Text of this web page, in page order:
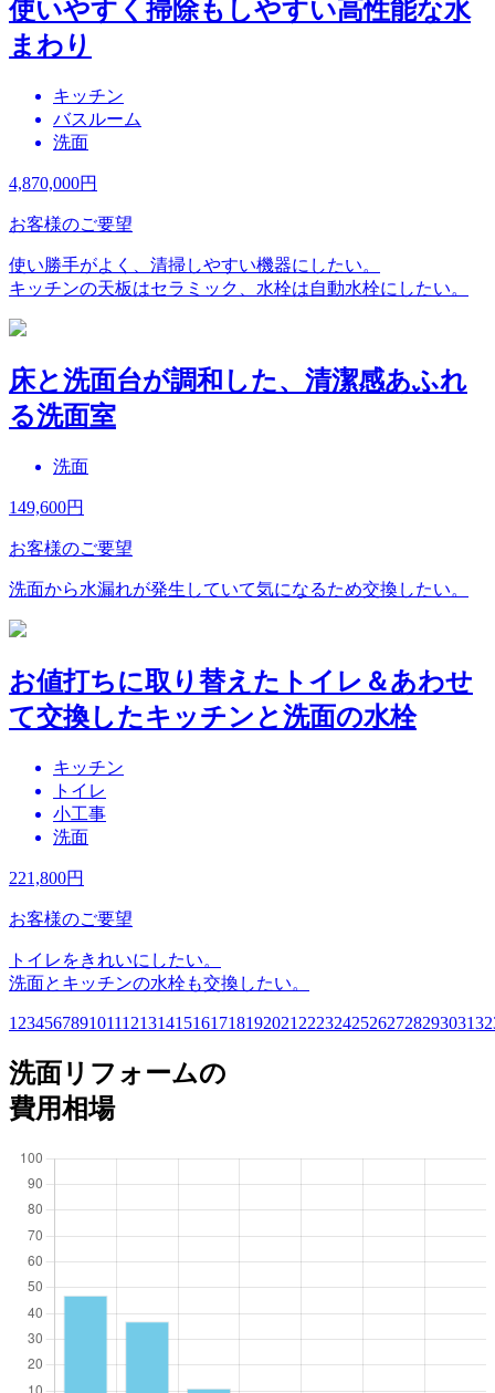
使いやすく掃除もしやすい高性能な水
まわり
キッチン
バスルーム
洗面
4,870,000円
お客様のご要望
使い勝手がよく、清掃しやすい機器にしたい。
キッチンの天板はセラミック、水栓は自動水栓にしたい。
床と洗面台が調和した、清潔感あふれ
る洗面室
洗面
149,600円
お客様のご要望
洗面から水漏れが発生していて気になるため交換したい。
お値打ちに取り替えたトイレ＆あわせ
て交換したキッチンと洗面の水栓
キッチン
トイレ
小工事
洗面
221,800円
お客様のご要望
トイレをきれいにしたい。
洗面とキッチンの水栓も交換したい。
1 23456789101112131415161718192021 2223242526272829303132
洗面リフォームの
費用相場